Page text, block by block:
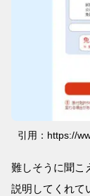
引用：https://
難しそうに聞こ
説明してくれて